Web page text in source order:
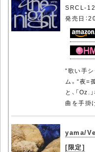
SRCL-
発売日：
“歌い手
ム。“夜=
と、「
曲を手掛
yama/
[限定]